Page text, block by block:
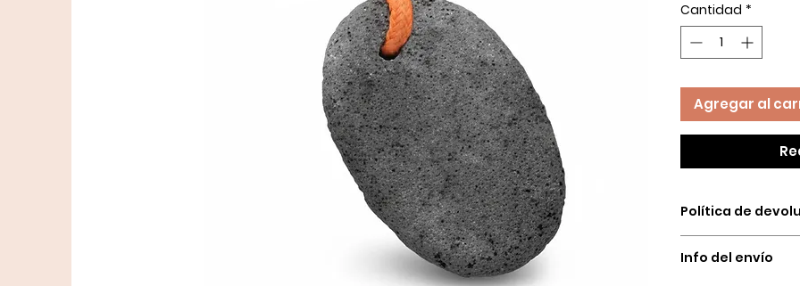
Cantidad *
Agregar al
Política de
del dinero son
Info del envío